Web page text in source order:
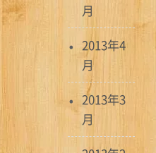
月
2013年4
月
2013年3
月